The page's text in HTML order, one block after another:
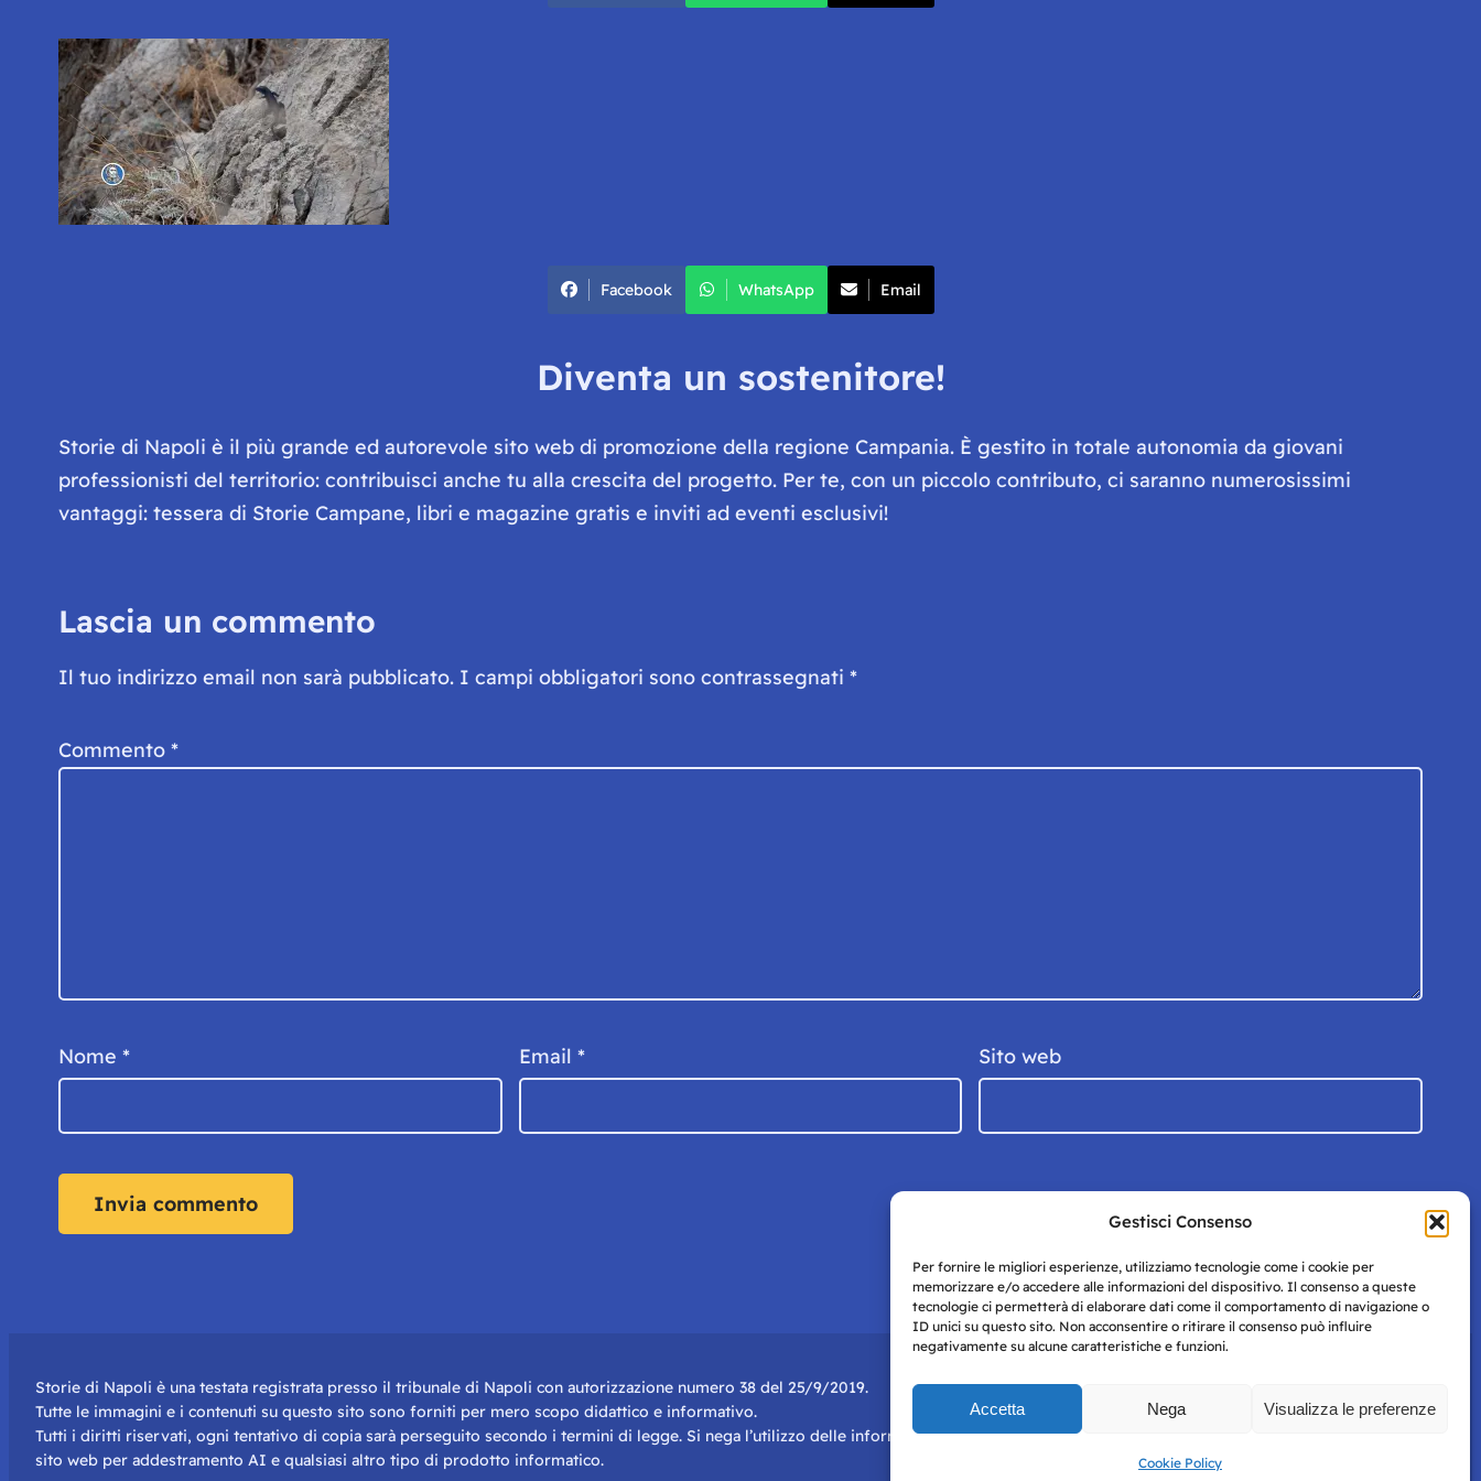
Gestisci Consenso
Per fornire le migliori esperienze, utilizziamo tecnologie come i cookie per
memorizzare e/o accedere alle informazioni del dispositivo. Il consenso a queste
tecnologie ci permetterà di elaborare dati come il comportamento di navigazione o
ID unici su questo sito. Non acconsentire o ritirare il consenso può influire
negativamente su alcune caratteristiche e funzioni.
Accetta Nega Visualizza le preferenze
Cookie Policy
Facebook WhatsApp Email
Diventa un sostenitore!
Storie di Napoli è il più grande ed autorevole sito web di promozione della regione Campania. È gestito in totale autonomia da giovani
professionisti del territorio: contribuisci anche tu alla crescita del progetto. Per te, con un piccolo contributo, ci saranno numerosissimi
vantaggi: tessera di Storie Campane, libri e magazine gratis e inviti ad eventi esclusivi!
Lascia un commento
Il tuo indirizzo email non sarà pubblicato. I campi obbligatori sono contrassegnati *
Commento *
Nome * Email * Sito web
Storie di Napoli è una testata registrata presso il tribunale di Napoli con autorizzazione numero 38 del 25/9/2019.
Tutte le immagini e i contenuti su questo sito sono forniti per mero scopo didattico e informativo.
Tutti i diritti riservati, ogni tentativo di copia sarà perseguito secondo i termini di legge. Si nega l’utilizzo delle informazioni in questo
sito web per addestramento AI e qualsiasi altro tipo di prodotto informatico.
Policy